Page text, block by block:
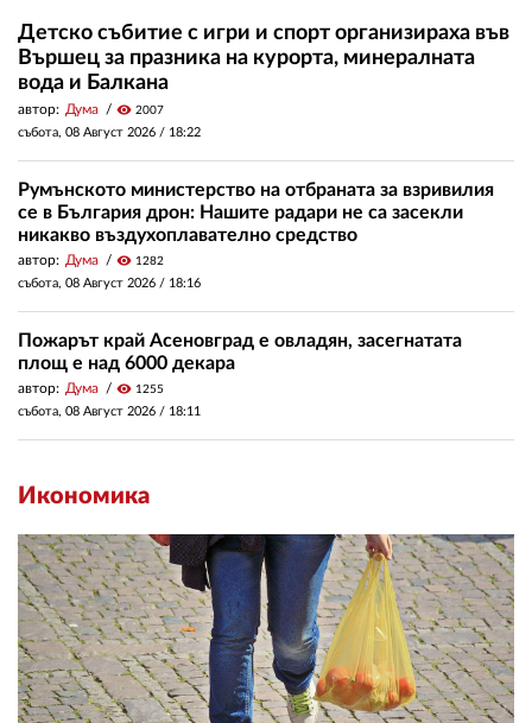
Детско събитие с игри и спорт организираха във
Вършец за празника на курорта, минералната
вода и Балкана
автор: Дума visibility 2007
събота, 08 Август 2026 / 18:22
Румънското министерство на отбраната за взривилия
се в България дрон: Нашите радари не са засекли
никакво въздухоплавателно средство
автор: Дума visibility 1282
събота, 08 Август 2026 / 18:16
Пожарът край Асеновград е овладян, засегнатата
площ е над 6000 декара
автор: Дума visibility 1255
събота, 08 Август 2026 / 18:11
Икономика